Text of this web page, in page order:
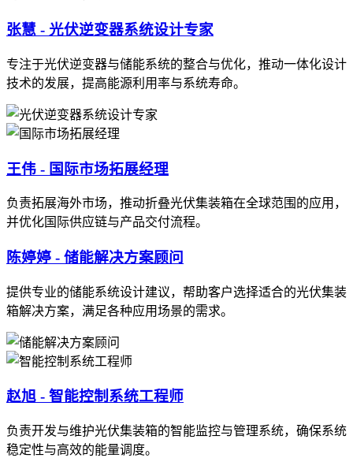
张慧 - 光伏逆变器系统设计专家
专注于光伏逆变器与储能系统的整合与优化，推动一体化设计
技术的发展，提高能源利用率与系统寿命。
王伟 - 国际市场拓展经理
负责拓展海外市场，推动折叠光伏集装箱在全球范围的应用，
并优化国际供应链与产品交付流程。
陈婷婷 - 储能解决方案顾问
提供专业的储能系统设计建议，帮助客户选择适合的光伏集装
箱解决方案，满足各种应用场景的需求。
赵旭 - 智能控制系统工程师
负责开发与维护光伏集装箱的智能监控与管理系统，确保系统
稳定性与高效的能量调度。